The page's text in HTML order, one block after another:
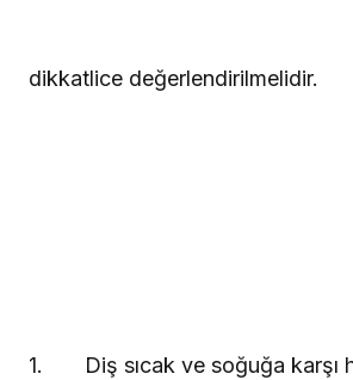
dikkatlice değerlendirilmelidir.
1.
Diş sıcak ve soğuğa karşı